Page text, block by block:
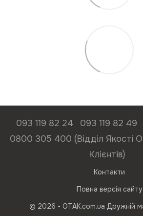
093 119 82 24 093 119 82 49
0800 305 400 (Відділ Якості
Клієнтів)
Контакти
Повна версія сайту
© 2026 - ОТАК.com.ua Дружній